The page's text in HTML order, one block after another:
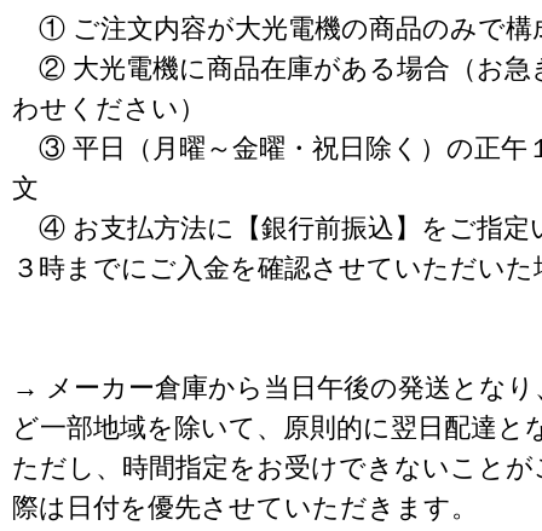
① ご注文内容が大光電機の商品のみで構
② 大光電機に商品在庫がある場合（お急
わせください）
③ 平日（月曜～金曜・祝日除く）の正午
文
④ お支払方法に【銀行前振込】をご指定
３時までにご入金を確認させていただいた
→ メーカー倉庫から当日午後の発送となり
ど一部地域を除いて、原則的に翌日配達と
ただし、時間指定をお受けできないこと
際は日付を優先させていただきます。